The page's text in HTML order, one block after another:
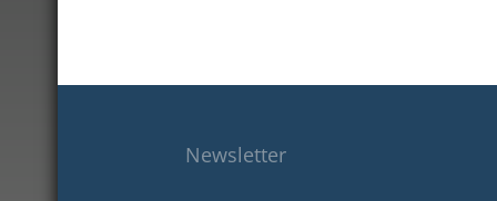
Newsletter